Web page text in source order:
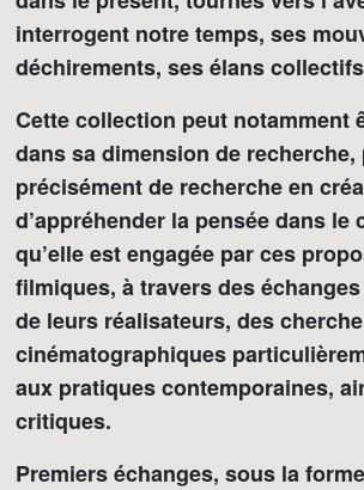
interrogent notre temps, ses
déchirements, ses élans
Cette collection peut notamment
dans sa dimension de recherche,
précisément de recherche en
d’appréhender la pensée dans le
qu’elle est engagée par ces
filmiques, à travers des
de leurs réalisateurs, des
cinématographiques
aux pratiques contemporaines,
critiques.
Premiers échanges, sous la